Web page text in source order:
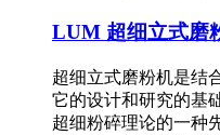
LUM 超细立式磨
超细立式磨粉机是结
它的设计和研究的基
超细粉碎理论的一种